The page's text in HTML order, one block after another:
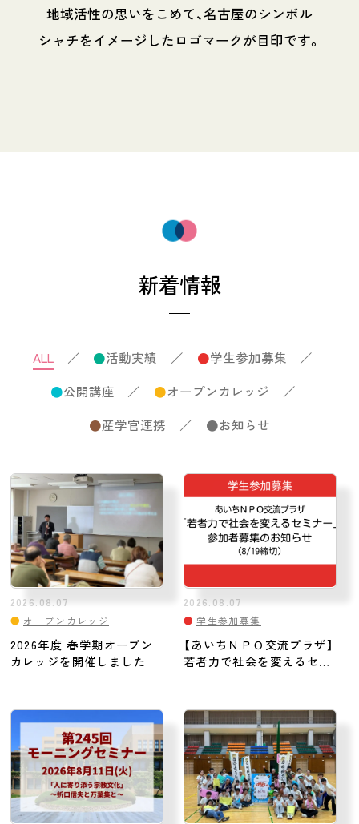
地域活性の思いをこめて、名古屋のシンボル
シャチをイメージしたロゴマークが目印です。
新着情報
ALL ／ ●活動実績 ／ ●学生参加募集
／
●公開講座 ／ ●オープンカレッジ
／
●産学官連携 ／ ●お知らせ
2026.08.07
● オープンカレッジ
2026年度 春学期オープン
カレッジを開催しました
2026.08.07
● 学生参加募集
【あいちＮＰＯ交流プラザ】
若者力で社会を変えるセミ